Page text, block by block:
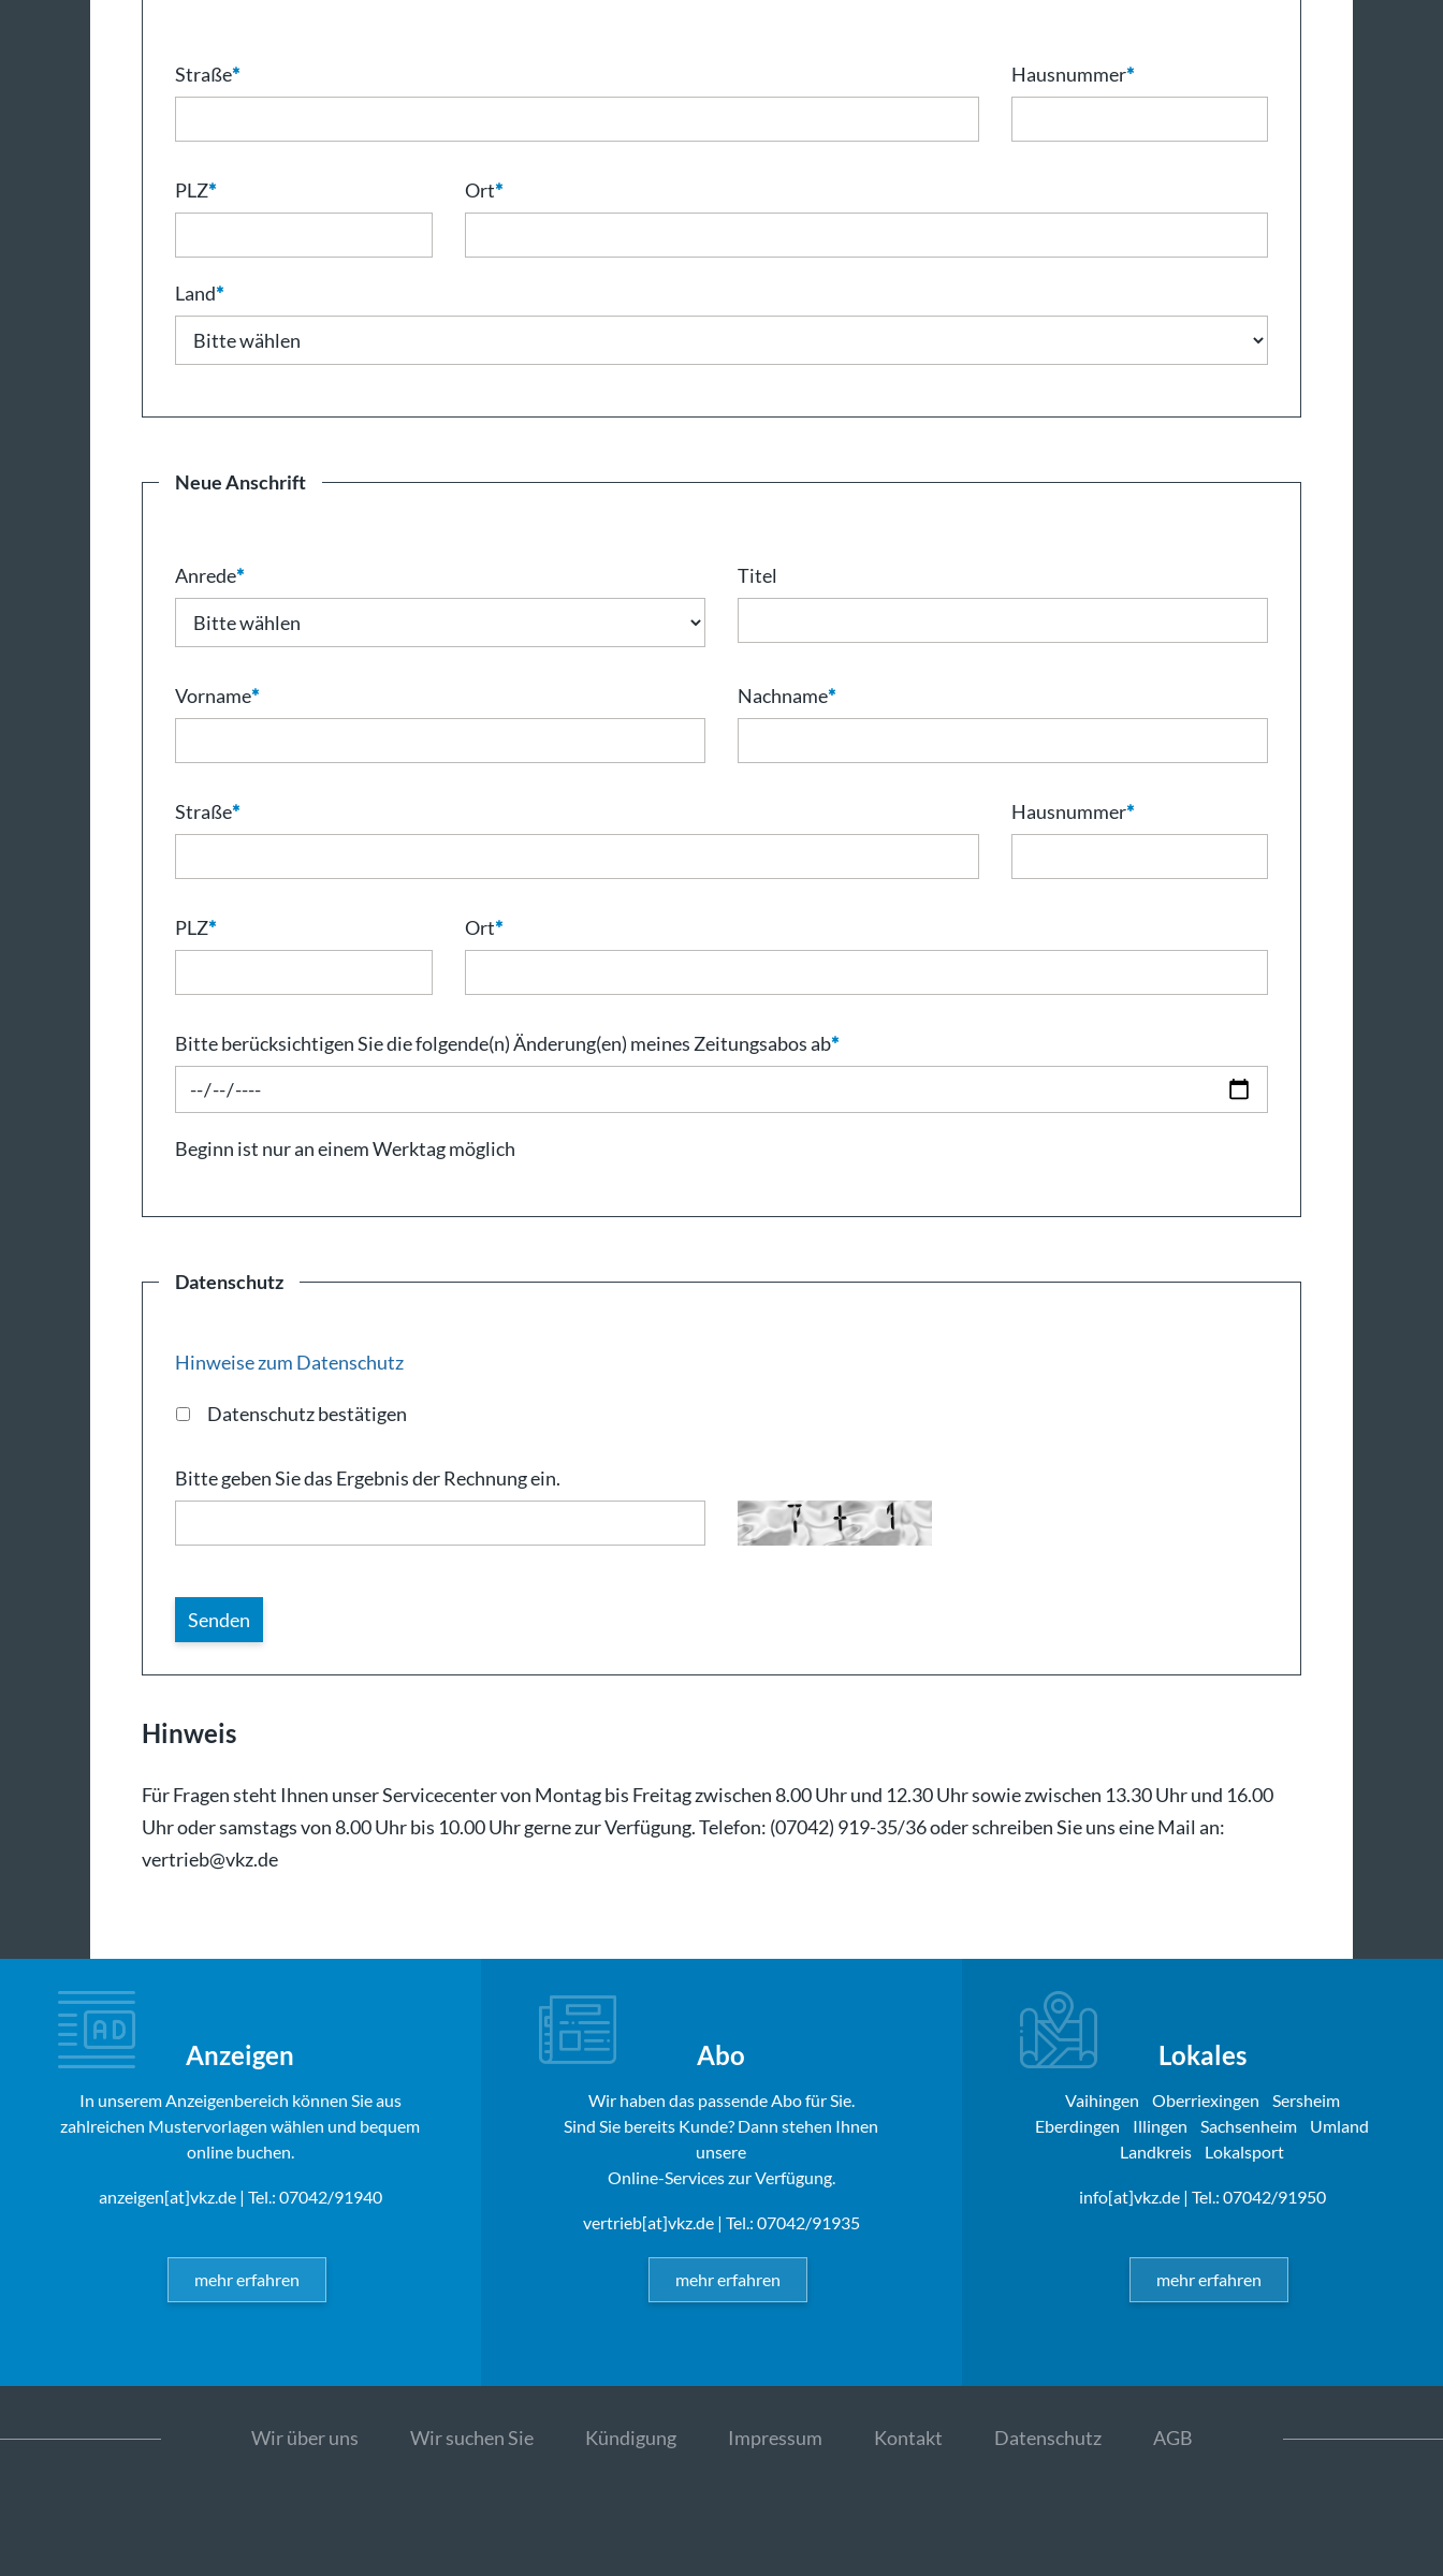
Straße* Hausnummer*
PLZ* Ort*
Land*
Neue Anschrift
Anrede* Titel
Vorname* Nachname*
Straße* Hausnummer*
PLZ* Ort*
Bitte berücksichtigen Sie die folgende(n) Änderung(en) meines Zeitungsabos ab*
Beginn ist nur an einem Werktag möglich
Datenschutz
Hinweise zum Datenschutz
Datenschutz bestätigen
Bitte geben Sie das Ergebnis der Rechnung ein.
Hinweis
Für Fragen steht Ihnen unser Servicecenter von Montag bis Freitag zwischen 8.00 Uhr und 12.30 Uhr sowie zwischen 13.30 Uhr und 16.00
Uhr oder samstags von 8.00 Uhr bis 10.00 Uhr gerne zur Verfügung. Telefon: (07042) 919-35/36 oder schreiben Sie uns eine Mail an:
vertrieb@vkz.de
Anzeigen
In unserem Anzeigenbereich können Sie aus
zahlreichen Mustervorlagen wählen und bequem
online buchen.
anzeigen[at]vkz.de| Tel.: 07042/91940
mehr erfahren
Abo
Wir haben das passende Abo für Sie.
Sind Sie bereits Kunde? Dann stehen Ihnen
unsere
Online-Services zur Verfügung.
vertrieb[at]vkz.de| Tel.: 07042/91935
mehr erfahren
Lokales
Vaihingen Oberriexingen
Sersheim
Eberdingen
Illingen Sachsenheim
Umland
Landkreis
Lokalsport
info[at]vkz.de| Tel.: 07042/91950
mehr erfahren
Wir über uns Wir suchen Sie Kündigung Impressum Kontakt Datenschutz AGB